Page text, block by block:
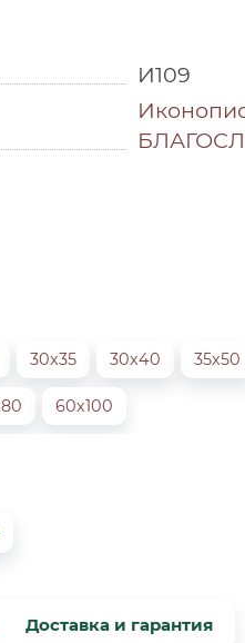
И109
30х35 30х40 35х50
60х100
Доставка и гарантия